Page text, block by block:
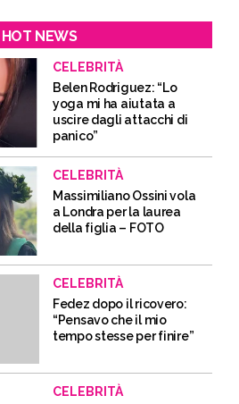
HOT NEWS
CELEBRITÀ
Belen Rodriguez: “Lo
yoga mi ha aiutata a
uscire dagli attacchi di
panico”
CELEBRITÀ
Massimiliano Ossini vola
a Londra per la laurea
della figlia – FOTO
CELEBRITÀ
Fedez dopo il ricovero:
“Pensavo che il mio
tempo stesse per finire”
CELEBRITÀ